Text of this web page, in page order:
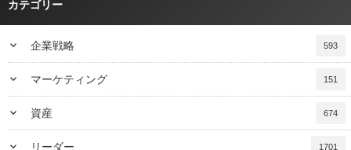
カテゴリー
keyboard_arrow_down 企業戦略 593
keyboard_arrow_down マーケティング 151
keyboard_arrow_down 資産 674
keyboard_arrow_down リーダー 1701